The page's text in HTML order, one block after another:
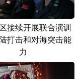
接续开展联合演训
打击和对海突击能
力